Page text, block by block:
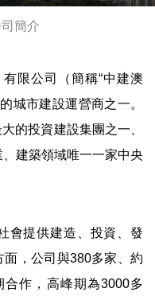
簡介
限公司（簡稱“中建澳
城市建設運營商之一。
的投資建設集團之一、
建築領域唯一一家中央
會提供建造、投資、發
，公司與380多家、約
作，高峰期為3000多